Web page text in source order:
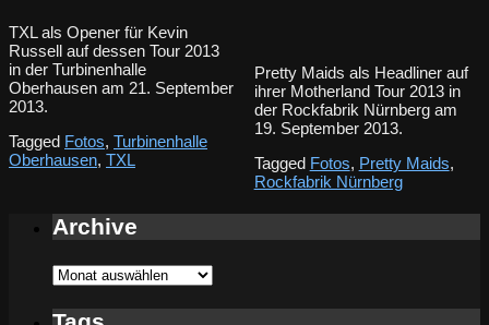
TXL als Opener für Kevin
Russell auf dessen Tour 2013
in der Turbinenhalle
Oberhausen am 21. September
2013.
Tagged Fotos, Turbinenhalle
Oberhausen, TXL
Pretty Maids als Headliner auf
ihrer Motherland Tour 2013 in
der Rockfabrik Nürnberg am
19. September 2013.
Tagged Fotos, Pretty Maids,
Rockfabrik Nürnberg
Archive
Archive